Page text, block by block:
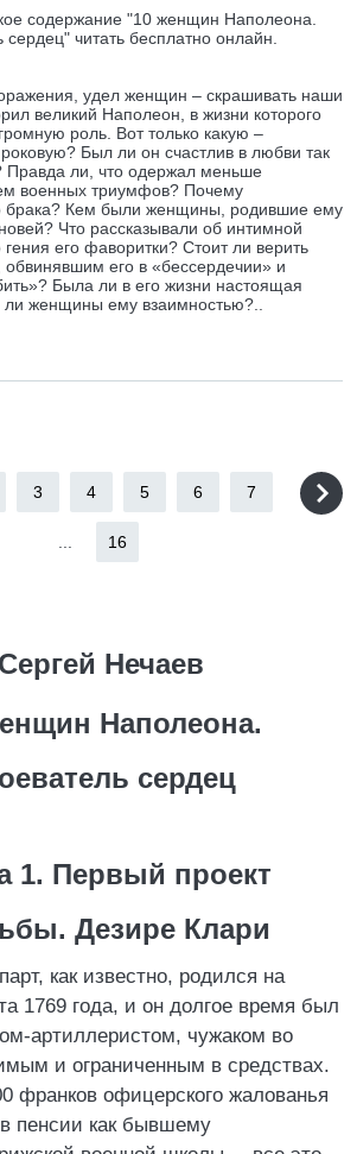
содержание "10 женщин Наполеона.
сердец" читать бесплатно онлайн.
удел женщин – скрашивать наши
великий Наполеон, в жизни которого
роль. Вот только какую –
Был ли он счастлив в любви так
Правда ли, что одержал меньше
военных триумфов? Почему
брака? Кем были женщины, родившие ему
Что рассказывали об интимной
гения его фаворитки? Стоит ли верить
его в «бессердечии» и
Была ли в его жизни настоящая
ли женщины ему взаимностью?..
3 4 5 6 7
16
Сергей Нечаев
Наполеона.
сердец
1. Первый проект
Дезире Клари
как известно, родился на
1769 года, и он долгое время был
артиллеристом, чужаком во
и ограниченным в средствах.
франков офицерского жалованья
пенсии как бывшему